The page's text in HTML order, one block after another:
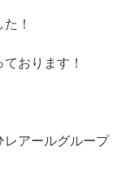
！
おります！
レアールグループ